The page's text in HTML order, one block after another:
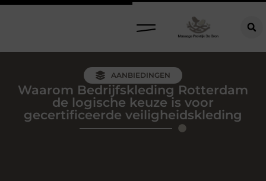
AANBIEDINGEN
Waarom Bedrijfskleding Rotterdam
de logische keuze is voor
gecertificeerde veiligheidskleding